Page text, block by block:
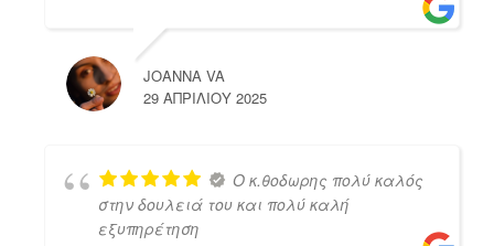
JOANNA VA
29 ΑΠΡΙΛΊΟΥ 2025
Ο κ.θοδωρης πολύ καλός
στην δουλειά του και πολύ καλή
εξυπηρέτηση